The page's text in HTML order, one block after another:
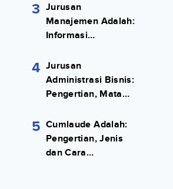
3 Jurusan
Manajemen Adalah:
Informasi
4 Jurusan
Administrasi Bisnis:
Pengertian, Mata
Kerja Lengkap
5 Cumlaude Adalah:
Pengertian, Jenis
dan Cara